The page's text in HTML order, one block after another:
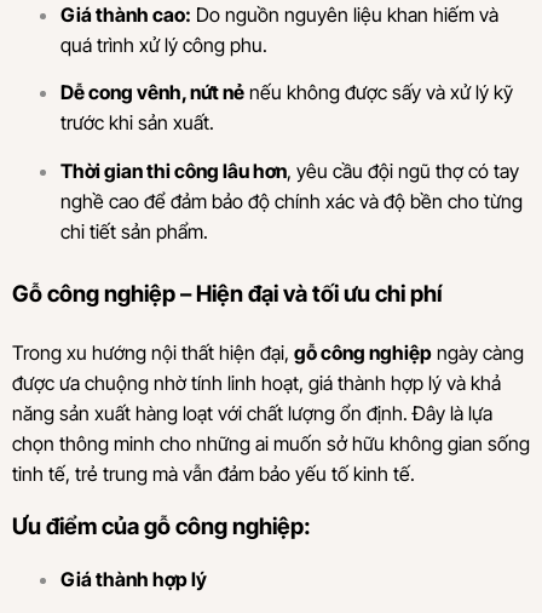
Giá thành cao: Do nguồn nguyên liệu khan hiếm và
quá trình xử lý công phu.
Dễ cong vênh, nứt nẻ nếu không được sấy và xử lý kỹ
trước khi sản xuất.
Thời gian thi công lâu hơn, yêu cầu đội ngũ thợ có tay
nghề cao để đảm bảo độ chính xác và độ bền cho từng
chi tiết sản phẩm.
Gỗ công nghiệp – Hiện đại và tối ưu chi phí
Trong xu hướng nội thất hiện đại, gỗ công nghiệp ngày càng
được ưa chuộng nhờ tính linh hoạt, giá thành hợp lý và khả
năng sản xuất hàng loạt với chất lượng ổn định. Đây là lựa
chọn thông minh cho những ai muốn sở hữu không gian sống
tinh tế, trẻ trung mà vẫn đảm bảo yếu tố kinh tế.
Ưu điểm của gỗ công nghiệp:
Giá thành hợp lý